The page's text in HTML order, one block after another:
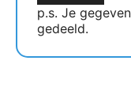
p.s. Je
gedeeld.